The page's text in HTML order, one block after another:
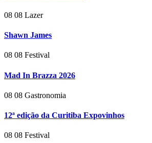
08 08 Lazer
Shawn James
08 08 Festival
Mad In Brazza 2026
08 08 Gastronomia
12ª edição da Curitiba Expovinhos
08 08 Festival